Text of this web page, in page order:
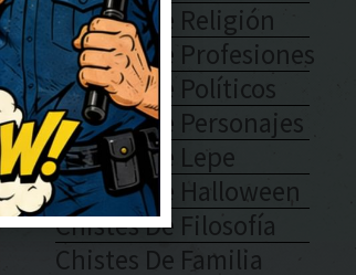
Chistes De Religión
Chistes De Profesiones
Chistes De Políticos
Chistes De Personajes
Chistes De Lepe
Chistes De Halloween
Chistes De Filosofía
Chistes De Familia